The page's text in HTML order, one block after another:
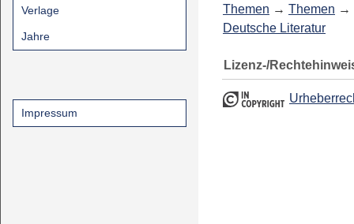
Verlage
Jahre
Impressum
Themen → Themen →
Deutsche Literatur
Lizenz-/